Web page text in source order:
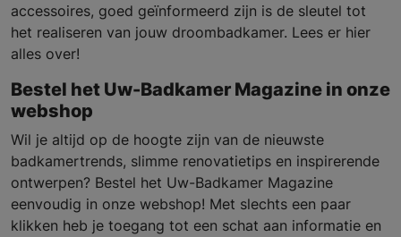
accessoires, goed geïnformeerd zijn is de sleutel tot
het realiseren van jouw droombadkamer. Lees er hier
alles over!
Bestel het Uw-Badkamer Magazine in onze
webshop
Wil je altijd op de hoogte zijn van de nieuwste
badkamertrends, slimme renovatietips en inspirerende
ontwerpen? Bestel het Uw-Badkamer Magazine
eenvoudig in onze webshop! Met slechts een paar
klikken heb je toegang tot een schat aan informatie en